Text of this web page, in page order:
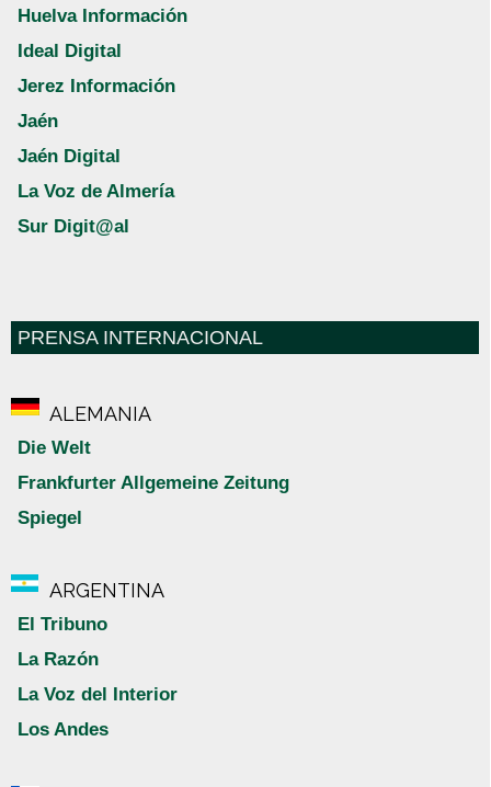
Huelva Información
Ideal Digital
Jerez Información
Jaén
Jaén Digital
La Voz de Almería
Sur Digit@al
PRENSA INTERNACIONAL
ALEMANIA
Die Welt
Frankfurter Allgemeine Zeitung
Spiegel
ARGENTINA
El Tribuno
La Razón
La Voz del Interior
Los Andes